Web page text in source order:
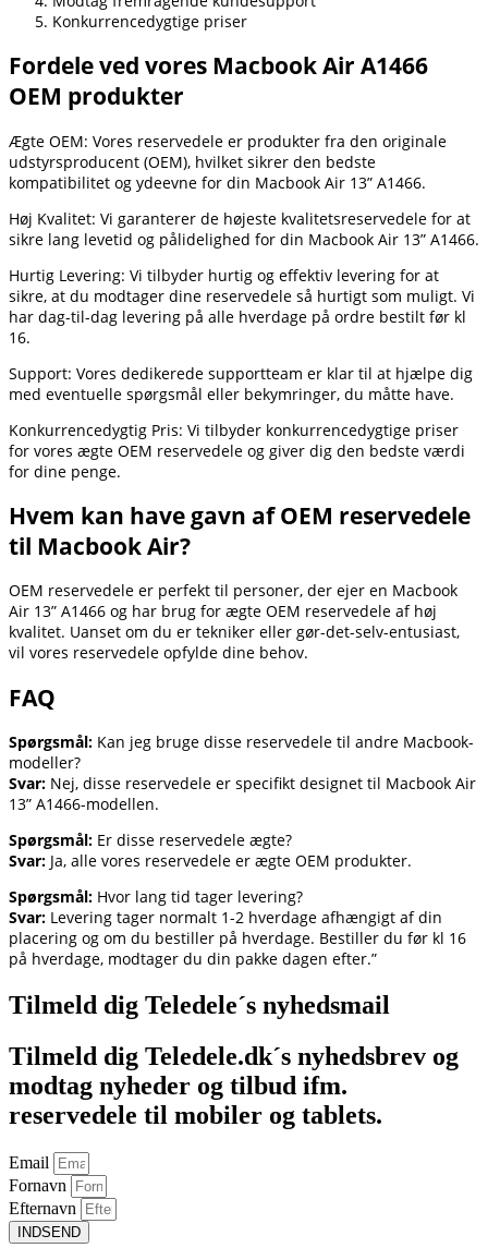
Konkurrencedygtige priser
Fordele ved vores Macbook Air A1466
OEM produkter
Ægte OEM: Vores reservedele er produkter fra den originale
udstyrsproducent (OEM), hvilket sikrer den bedste
kompatibilitet og ydeevne for din Macbook Air 13” A1466.
Høj Kvalitet: Vi garanterer de højeste kvalitetsreservedele for at
sikre lang levetid og pålidelighed for din Macbook Air 13” A1466.
Hurtig Levering: Vi tilbyder hurtig og effektiv levering for at
sikre, at du modtager dine reservedele så hurtigt som muligt. Vi
har dag-til-dag levering på alle hverdage på ordre bestilt før kl
16.
Support: Vores dedikerede supportteam er klar til at hjælpe dig
med eventuelle spørgsmål eller bekymringer, du måtte have.
Konkurrencedygtig Pris: Vi tilbyder konkurrencedygtige priser
for vores ægte OEM reservedele og giver dig den bedste værdi
for dine penge.
Hvem kan have gavn af OEM reservedele
til Macbook Air?
OEM reservedele er perfekt til personer, der ejer en Macbook
Air 13” A1466 og har brug for ægte OEM reservedele af høj
kvalitet. Uanset om du er tekniker eller gør-det-selv-entusiast,
vil vores reservedele opfylde dine behov.
FAQ
Spørgsmål: Kan jeg bruge disse reservedele til andre Macbook-
modeller?
Svar: Nej, disse reservedele er specifikt designet til Macbook Air
13” A1466-modellen.
Spørgsmål: Er disse reservedele ægte?
Svar: Ja, alle vores reservedele er ægte OEM produkter.
Spørgsmål: Hvor lang tid tager levering?
Svar: Levering tager normalt 1-2 hverdage afhængigt af din
placering og om du bestiller på hverdage. Bestiller du før kl 16
på hverdage, modtager du din pakke dagen efter.”
Tilmeld dig Teledele´s nyhedsmail
Tilmeld dig Teledele.dk´s nyhedsbrev og
modtag nyheder og tilbud ifm.
reservedele til mobiler og tablets.
Email
Fornavn
Efternavn
INDSEND